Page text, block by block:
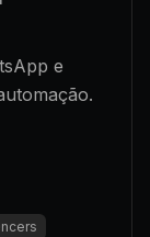
e